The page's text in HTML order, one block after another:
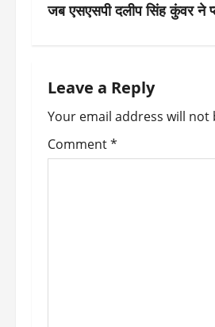
s
n
a
v
जब एसएसपी दलीप सिंह कुंवर ने
Leave a Reply
Your email address will not
Comment*